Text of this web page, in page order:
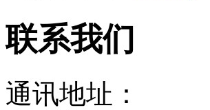
联系我们
通讯地址：